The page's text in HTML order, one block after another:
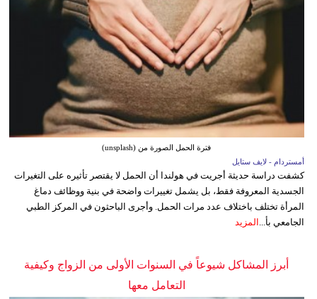
فترة الحمل الصورة من (unsplash)
أمستردام - لايف ستايل
كشفت دراسة حديثة أجريت في هولندا أن الحمل لا يقتصر تأثيره على التغيرات
الجسدية المعروفة فقط، بل يشمل تغييرات واضحة في بنية ووظائف دماغ
المرأة تختلف باختلاف عدد مرات الحمل. وأجرى الباحثون في المركز الطبي
الجامعي بأ... المزيد
أبرز المشاكل شيوعاً في السنوات الأولى من الزواج وكيفية
التعامل معها